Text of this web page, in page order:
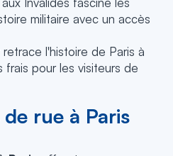
militaire avec un accès
retrace l'histoire de Paris à
frais pour les visiteurs de
rue à Paris